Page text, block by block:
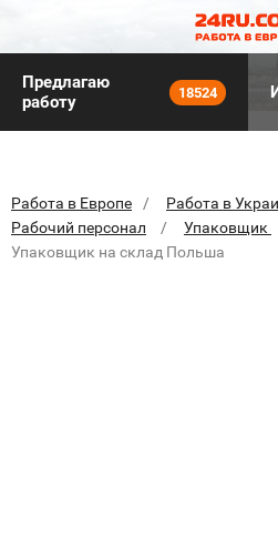
Предлагаю
работу
18524
Работа в Европе
Работа в
Рабочий персонал
Упаковщик
Упаковщик на склад Польша